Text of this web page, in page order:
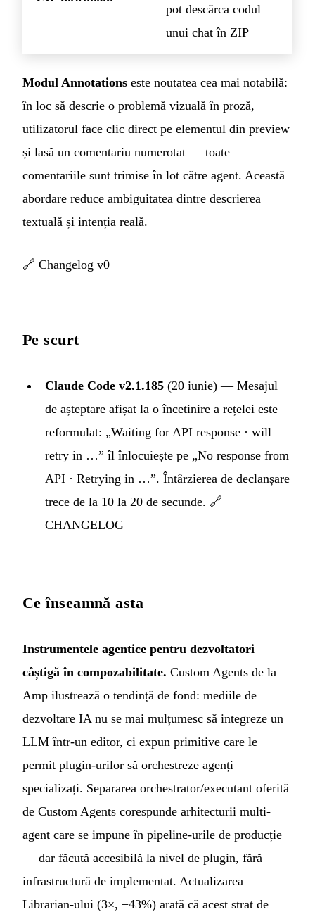
pot descărca codul
unui chat în ZIP
Modul Annotations este noutatea cea mai notabilă:
în loc să descrie o problemă vizuală în proză,
utilizatorul face clic direct pe elementul din preview
și lasă un comentariu numerotat — toate
comentariile sunt trimise în lot către agent. Această
abordare reduce ambiguitatea dintre descrierea
textuală și intenția reală.
🔗 Changelog v0
Pe scurt
Claude Code v2.1.185 (20 iunie) — Mesajul
de așteptare afișat la o încetinire a rețelei este
reformulat: „Waiting for API response · will
retry in …” îl înlocuiește pe „No response from
API · Retrying in …”. Întârzierea de declanșare
trece de la 10 la 20 de secunde. 🔗
CHANGELOG
Ce înseamnă asta
Instrumentele agentice pentru dezvoltatori
câștigă în compozabilitate. Custom Agents de la
Amp ilustrează o tendință de fond: mediile de
dezvoltare IA nu se mai mulțumesc să integreze un
LLM într-un editor, ci expun primitive care le
permit plugin-urilor să orchestreze agenți
specializați. Separarea orchestrator/executant oferită
de Custom Agents corespunde arhitecturii multi-
agent care se impune în pipeline-urile de producție
— dar făcută accesibilă la nivel de plugin, fără
infrastructură de implementat. Actualizarea
Librarian-ului (3×, −43%) arată că acest strat de